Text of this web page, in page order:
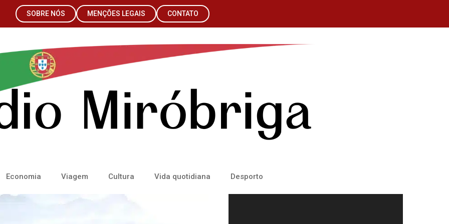
SOBRE NÓS MENÇÕES LEGAIS CONTATO
Economia Viagem Cultura Vida quotidiana Desporto